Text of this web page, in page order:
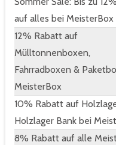
auf alles bei MeisterBox
12% Rabatt auf
Mülltonnenboxen,
Fahrradboxen &
MeisterBox
10% Rabatt auf
Holzlager Bank bei
8% Rabatt auf alle